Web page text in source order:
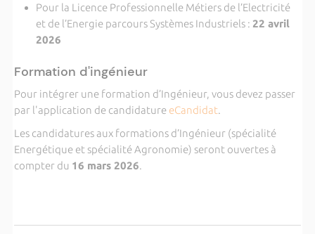
Pour la Licence Professionnelle Métiers de l’Electricité
et de l’Energie parcours Systèmes Industriels : 22 avril
2026
Formation d'ingénieur
Pour intégrer une formation d’Ingénieur, vous devez passer
par l'application de candidature eCandidat.
Les candidatures aux formations d’Ingénieur (spécialité
Energétique et spécialité Agronomie) seront ouvertes à
compter du 16 mars 2026.